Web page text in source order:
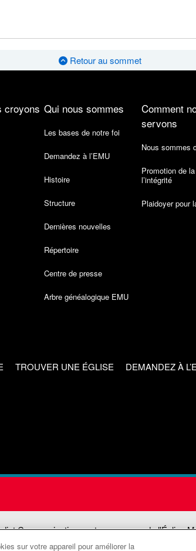
Retour au sommet
croyons Qui nous sommes
Les bases de notre foi
Demandez à l’EMU
Histoire
Structure
Dernières nouvelles
Répertoire
Centre de presse
Arbre généalogique EMU
Comment
servons
Nous sommes
Promotion de
l’intégrité
Plaidoyer pour
TROUVER UNE ÉGLISE DEMANDEZ À
Communications est une agence de l'Église
Communications Méthodistes Unies. Tous droits
sur votre appareil pour améliorer la